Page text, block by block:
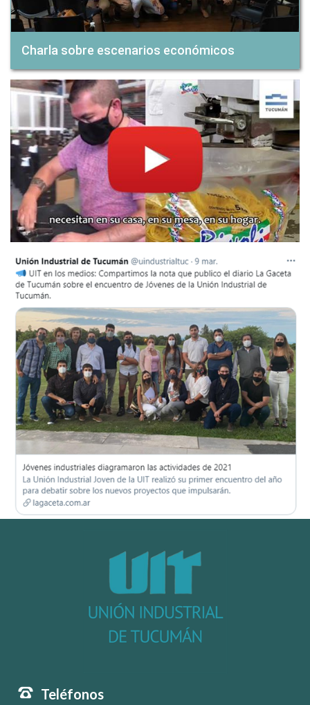
Charla sobre escenarios económicos
Teléfonos